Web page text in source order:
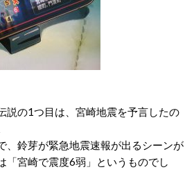
説の1つ目は、宮崎地震を予言したの
、鈴芽が緊急地震速報が出るシーンが
「宮崎で震度6弱」というものでし